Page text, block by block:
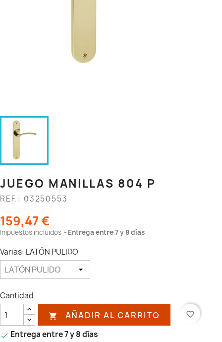
JUEGO MANILLAS 804 P
REF.: 03250553
159,47 €
Impuestos incluidos Entrega entre 7 y 8 días
Varias: LATÓN PULIDO
Cantidad
 AÑADIR AL CARRITO favorite_border
 Entrega entre 7 y 8 días